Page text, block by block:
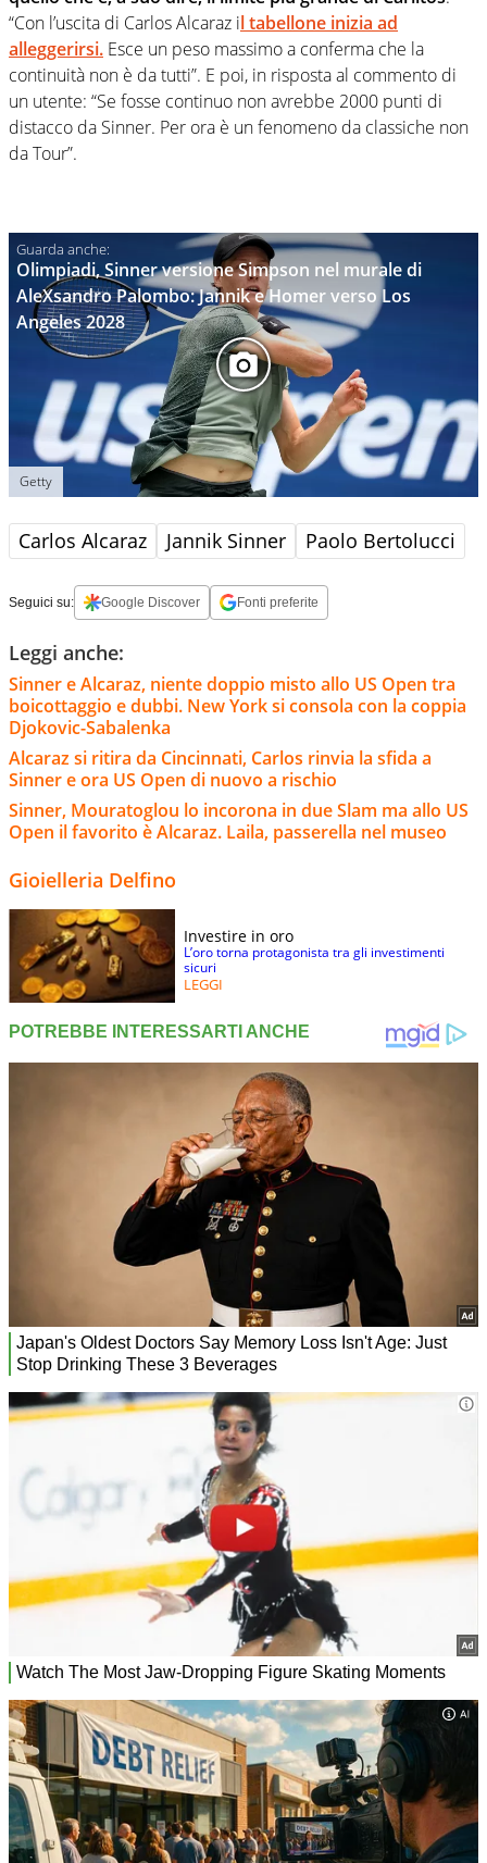
“Con l’uscita di Carlos Alcaraz il tabellone inizia ad
alleggerirsi. Esce un peso massimo a conferma che la
continuità non è da tutti”. E poi, in risposta al commento di
un utente: “Se fosse continuo non avrebbe 2000 punti di
distacco da Sinner. Per ora è un fenomeno da classiche non
da Tour”.
Olimpiadi, Sinner versione Simpson nel murale di
AleXsandro Palombo: Jannik e Homer verso Los
Angeles 2028
Getty
Carlos Alcaraz Jannik Sinner Paolo Bertolucci
Seguici su: Google Discover Fonti preferite
Leggi anche:
Sinner e Alcaraz, niente doppio misto allo US Open tra
boicottaggio e dubbi. New York si consola con la coppia
Djokovic-Sabalenka
Alcaraz si ritira da Cincinnati, Carlos rinvia la sfida a
Sinner e ora US Open di nuovo a rischio
Sinner, Mouratoglou lo incorona in due Slam ma allo US
Open il favorito è Alcaraz. Laila, passerella nel museo
Gioielleria Delfino
Investire in oro
L’oro torna protagonista tra gli investimenti
sicuri
LEGGI